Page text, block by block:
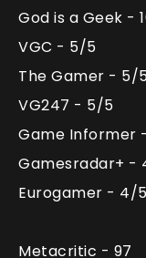
God is a Geek -
VGC - 5/5
The Gamer - 5/
VG247 - 5/5
Game Informer
Gamesradar+ -
Eurogamer - 4/5
Metacritic - 97